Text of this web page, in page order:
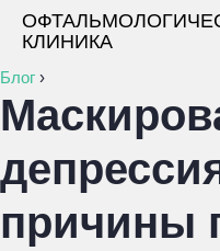
КЛИНИКА
Блог ›
причины